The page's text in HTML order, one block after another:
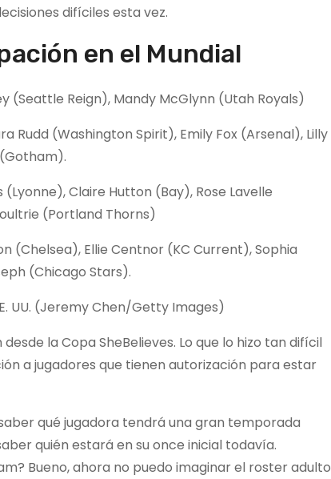
difíciles esta vez.
en el Mundial
(Seattle Reign), Mandy McGlynn (Utah Royals)
Rudd (Washington Spirit), Emily Fox (Arsenal), Lilly
Claire Hutton (Bay), Rose Lavelle
(Portland Thorns)
(Chelsea), Ellie Centnor (KC Current), Sophia
(Chicago Stars).
UU. (Jeremy Chen/Getty Images)
la Copa SheBelieves. Lo que lo hizo tan difícil
a jugadores que tienen autorización para estar
qué jugadora tendrá una gran temporada
quién estará en su once inicial todavía.
Bueno, ahora no puedo imaginar el roster adulto